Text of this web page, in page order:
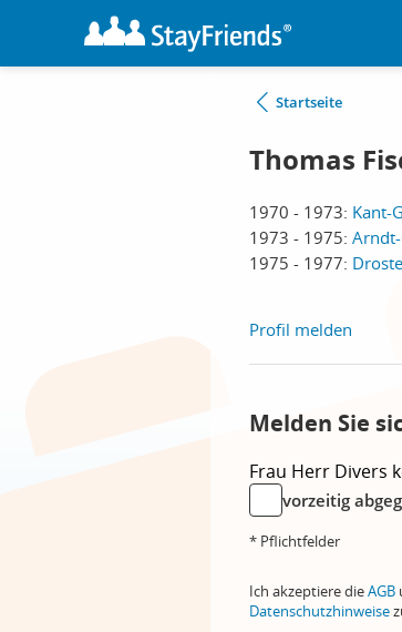
Startseite
Thomas
1970 - 1973: Kant-
1973 - 1975:
1975 - 1977:
Profil melden
Melden Sie
Frau Herr Divers
vorzeitig
* Pflichtfelder
Ich akzeptiere dieAGB
Datenschutzhinweise